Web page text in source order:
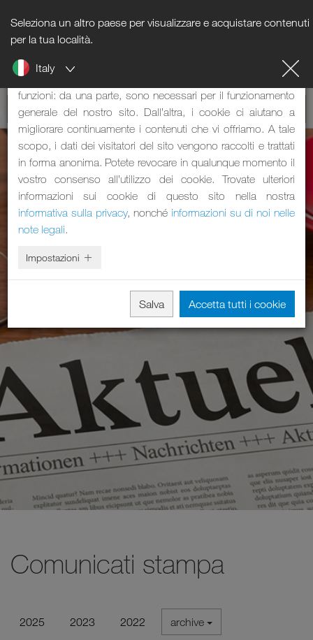
Seleziona un altro paese per visualizzare e acquistare contenuti
per la tua località.
Italy
Comunicati stampa
2025 2023 2022 archive
Nota sui cookie
Il nostro sito web utilizza dei cookie. Questi svolgono due
funzioni: da una parte, sono necessari per il funzionamento
generale del nostro sito. Dall’altra, i cookie ci aiutano a
migliorare continuamente i contenuti che vi offriamo. A tale
scopo, i dati dei visitatori del sito vengono raccolti e trattati
in forma anonima. Potete revocare in qualunque momento il
vostro consenso all’utilizzo dei cookie. Trovate ulteriori
informazioni sui cookie di questo sito nella nostra
informativa sulla privacy, nonché informazioni su di noi nelle
note legali.
Impostazioni
Salva Accetta tutti i cookie